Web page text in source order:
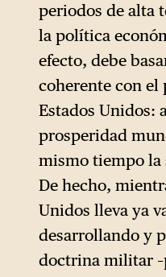
periodos de alta
la política
efecto, debe
coherente con
Estados Unidos:
prosperidad
mismo tiempo la
De hecho,
Unidos lleva ya
desarrollando y
doctrina militar